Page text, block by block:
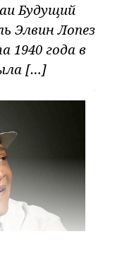
Будущий
Элвин Лопез
1940 года в
[…]